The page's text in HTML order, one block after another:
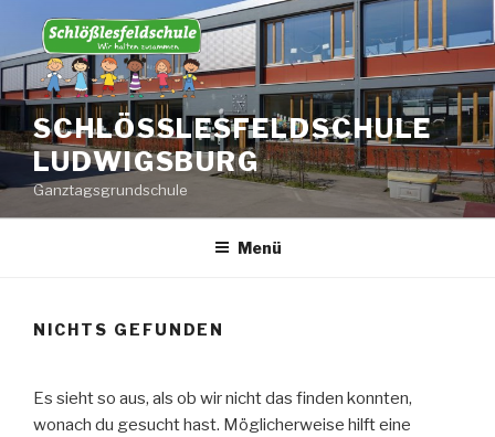
springen
SCHLÖSSLESFELDSCHULE L
UDWIGSBURG
Ganztagsgrundschule
Menü
NICHTS GEFUNDEN
Es sieht so aus, als ob wir nicht das finden konnten,
wonach du gesucht hast. Möglicherweise hilft eine